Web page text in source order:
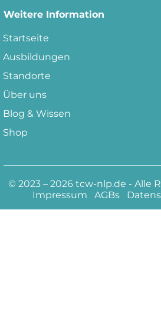
Weitere Information
Startseite
Ausbildungen
Standorte
Über uns
Blog & Wissen
Shop
© 2023 – 2026 tcw-nlp.de - Alle
Impressum
AGBs